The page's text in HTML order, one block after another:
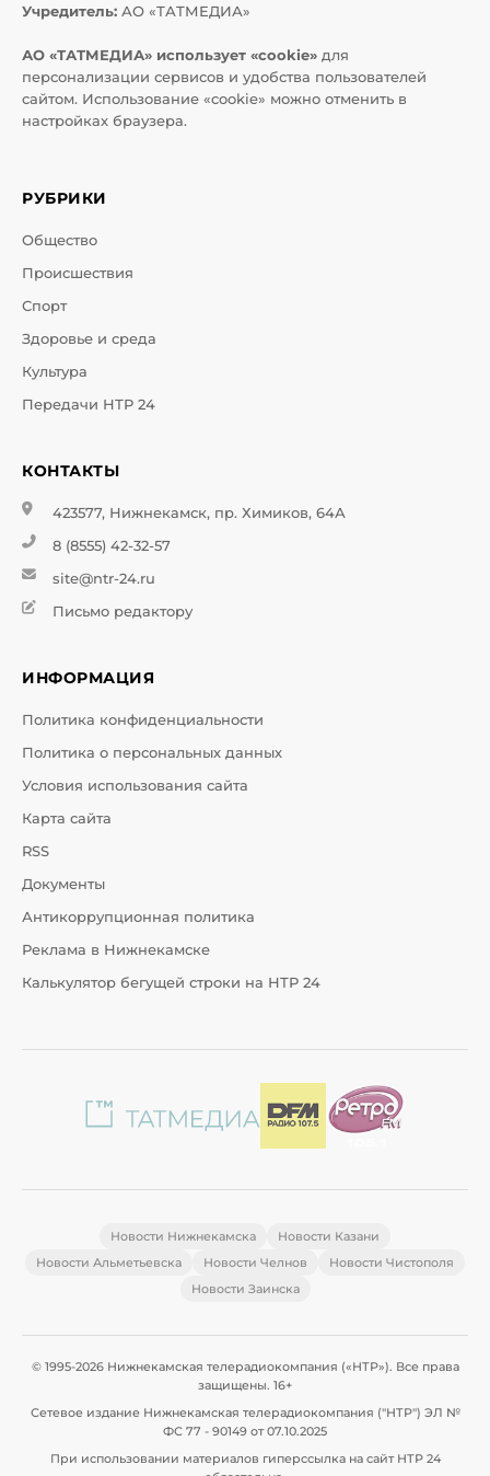
Учредитель: АО «ТАТМЕДИА»
АО «ТАТМЕДИА» использует «cookie» для
персонализации сервисов и удобства пользователей
сайтом. Использование «cookie» можно отменить в
настройках браузера.
РУБРИКИ
Общество
Происшествия
Спорт
Здоровье и среда
Культура
Передачи НТР 24
КОНТАКТЫ
423577, Нижнекамск, пр. Химиков, 64А
8 (8555) 42-32-57
site@ntr-24.ru
Письмо редактору
ИНФОРМАЦИЯ
Политика конфиденциальности
Политика о персональных данных
Условия использования сайта
Карта сайта
RSS
Документы
Антикоррупционная политика
Реклама в Нижнекамске
Калькулятор бегущей строки на НТР 24
Новости Нижнекамска
Новости Казани
Новости Альметьевска
Новости Челнов
Новости Чистополя
Новости Заинска
© 1995-2026 Нижнекамская телерадиокомпания («НТР»). Все права
защищены. 16+
Сетевое издание Нижнекамская телерадиокомпания ("НТР") ЭЛ №
ФС 77 - 90149 от 07.10.2025
При использовании материалов гиперссылка на сайт НТР 24